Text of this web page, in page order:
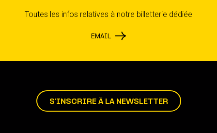
Toutes les infos relatives à notre billetterie dédiée
EMAIL
S'INSCRIRE À LA NEWSLETTER